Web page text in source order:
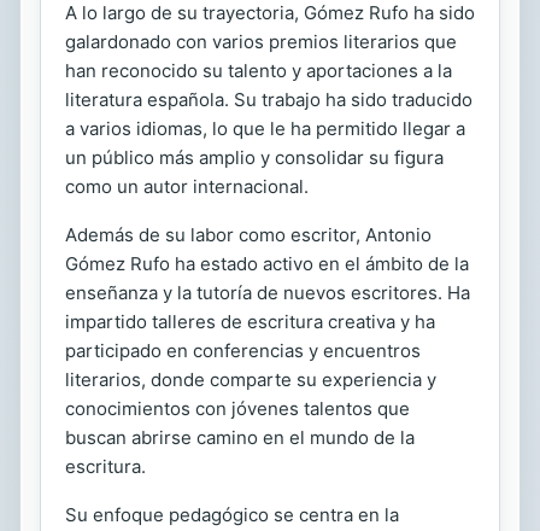
A lo largo de su trayectoria, Gómez Rufo ha sido
galardonado con varios premios literarios que
han reconocido su talento y aportaciones a la
literatura española. Su trabajo ha sido traducido
a varios idiomas, lo que le ha permitido llegar a
un público más amplio y consolidar su figura
como un autor internacional.
Además de su labor como escritor, Antonio
Gómez Rufo ha estado activo en el ámbito de la
enseñanza y la tutoría de nuevos escritores. Ha
impartido talleres de escritura creativa y ha
participado en conferencias y encuentros
literarios, donde comparte su experiencia y
conocimientos con jóvenes talentos que
buscan abrirse camino en el mundo de la
escritura.
Su enfoque pedagógico se centra en la